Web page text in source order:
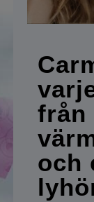
från
och